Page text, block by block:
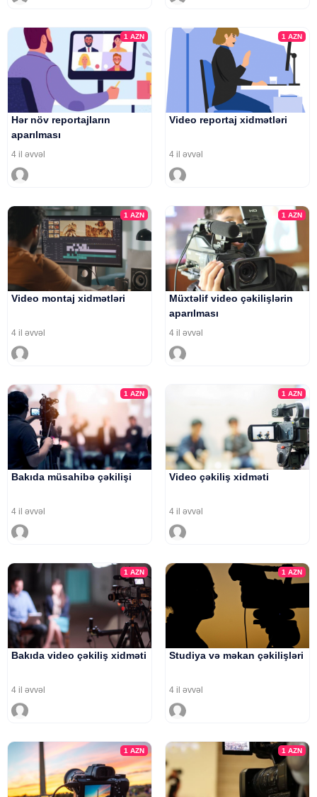
1AZN
Hər növ reportajların
aparılması
4 il əvvəl
1 AZN
Video reportaj xidmətləri
4 il əvvəl
1AZN
Video montaj xidmətləri
4 il əvvəl
1 AZN
Müxtəlif video çəkilişlərin
aparılması
4 il əvvəl
1AZN
Bakıda müsahibə çəkilişi
4 il əvvəl
1 AZN
Video çəkiliş xidməti
4 il əvvəl
1AZN
Bakıda video çəkiliş xidməti
4 il əvvəl
1 AZN
Studiya və məkan çəkilişləri
4 il əvvəl
1AZN 1 AZN